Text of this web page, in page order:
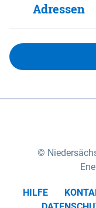
Adressen
HILFE